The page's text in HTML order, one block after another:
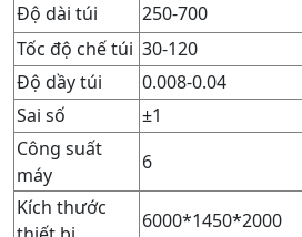
Độ dài túi
250-700
Tốc độ chế túi 30-120
Độ dầy túi
0.008-0.04
Sai số
±1
Công suất
máy
6
Kích thước
6000*1450*2000